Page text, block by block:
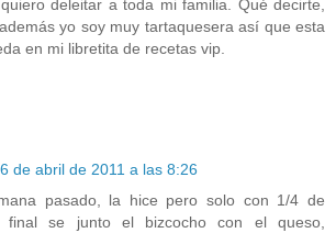
deleitar a toda mi familia. Qué decirte,
yo soy muy tartaquesera así que esta
en mi libretita de recetas vip.
6 de abril de 2011 a las 8:26
pasado, la hice pero solo con 1/4 de
se junto el bizcocho con el queso,